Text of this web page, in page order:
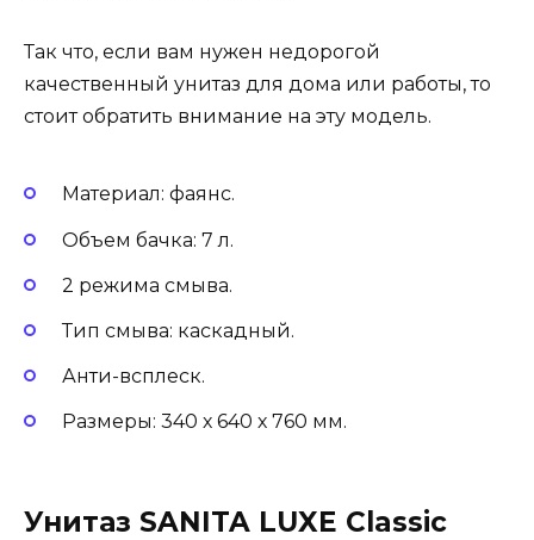
Так что, если вам нужен недорогой
качественный унитаз для дома или работы, то
стоит обратить внимание на эту модель.
Материал: фаянс.
Объем бачка: 7 л.
2 режима смыва.
Тип смыва: каскадный.
Анти-всплеск.
Размеры: 340 х 640 х 760 мм.
Унитаз SANITA LUXE Classic